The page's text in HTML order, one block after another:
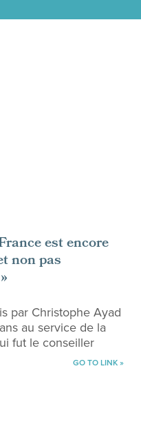
est encore
non pas
par Christophe Ayad
au service de la
fut le conseiller
GO TO LINK »